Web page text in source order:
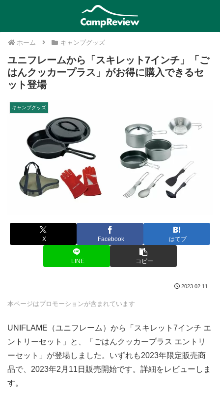
ホーム キャンプグッズ
ユニフレームから「スキレット7インチ」「ご
はんクッカープラス」がお得に購入できるセ
ット登場
キャンプグッズ
X Facebook はてブ
LINE コピー
2023.02.11
本ページはプロモーションが含まれています
UNIFLAME（ユニフレーム）から「スキレット7インチ エ
ントリーセット」と、「ごはんクッカープラス エントリ
ーセット」が登場しました。いずれも2023年限定販売商
品で、2023年2月11日販売開始です。詳細をレビューしま
す。